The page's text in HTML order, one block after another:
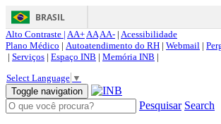
BRASIL
Acesso à
Alto Contraste | AA+AAAA- | Acessibilidade
Plano Médico | Autoatendimento do RH | Webmail |
| Serviços | Espaço INB | Memória INB |
Select Language ▼
Toggle navigation
Pesquisar Search